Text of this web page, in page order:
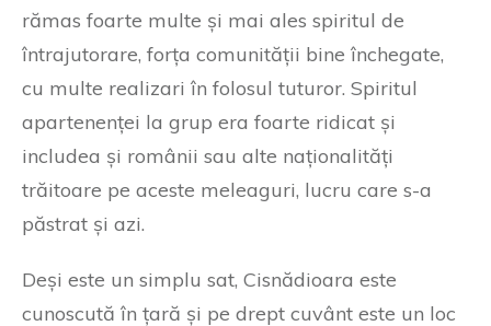
rămas foarte multe și mai ales spiritul de
întrajutorare, forța comunității bine închegate,
cu multe realizari în folosul tuturor. Spiritul
apartenenței la grup era foarte ridicat și
includea și românii sau alte naționalități
trăitoare pe aceste meleaguri, lucru care s-a
păstrat și azi.
Deși este un simplu sat, Cisnădioara este
cunoscută în țară și pe drept cuvânt este un loc